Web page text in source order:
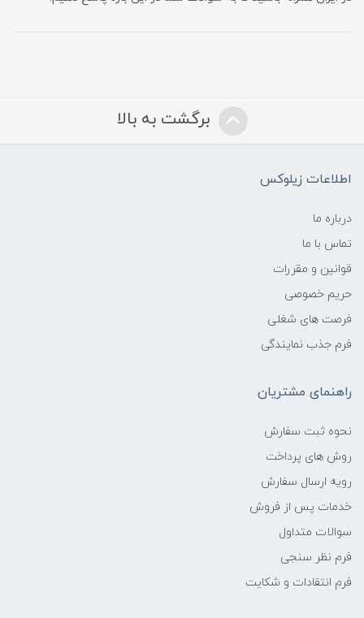
برگشت به بالا
اطلاعات زیلوکس
درباره ما
تماس با ما
قوانین و مقررات
حریم خصوصی
فرصت های شغلی
فرم جذب نمایندگی
راهنمای مشتریان
نحوه ثبت سفارش
روش های پرداخت
رویه ارسال سفارش
خدمات پس از فروش
سوالات متداول
فرم نظر سنجی
فرم انتقادات و شکایت